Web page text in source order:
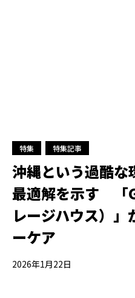
特集 特集記事
沖縄という過酷な
最適解を示す 「
レージハウス）
ーケア
2026年1月22日